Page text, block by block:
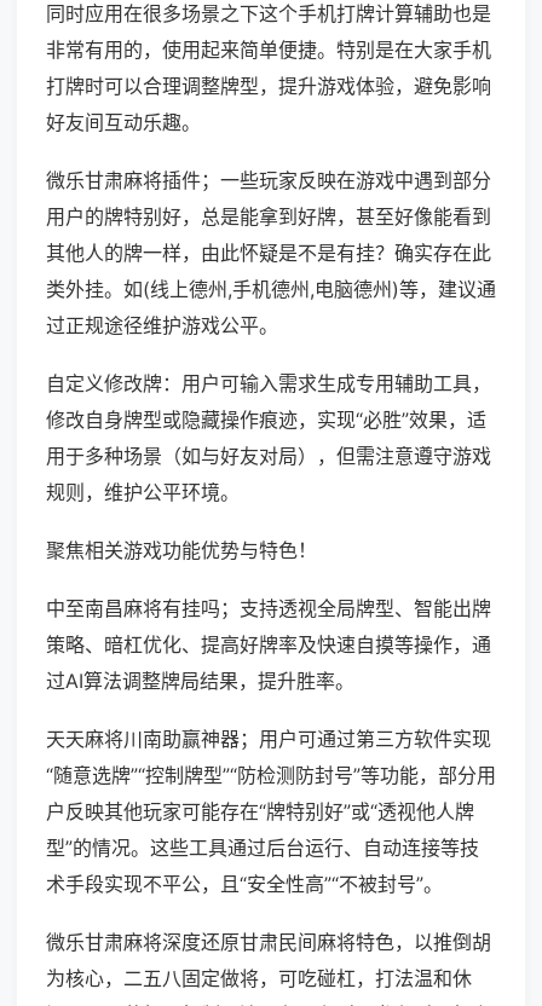
同时应用在很多场景之下这个手机打牌计算辅助也是
非常有用的，使用起来简单便捷。特别是在大家手机
打牌时可以合理调整牌型，提升游戏体验，避免影响
好友间互动乐趣。
微乐甘肃麻将插件；一些玩家反映在游戏中遇到部分
用户的牌特别好，总是能拿到好牌，甚至好像能看到
其他人的牌一样，由此怀疑是不是有挂？确实存在此
类外挂。如(线上德州,手机德州,电脑德州)等，建议通
过正规途径维护游戏公平。
自定义修改牌：用户可输入需求生成专用辅助工具，
修改自身牌型或隐藏操作痕迹，实现“必胜”效果，适
用于多种场景（如与好友对局），但需注意遵守游戏
规则，维护公平环境。
聚焦相关游戏功能优势与特色！
中至南昌麻将有挂吗；支持透视全局牌型、智能出牌
策略、暗杠优化、提高好牌率及快速自摸等操作，通
过AI算法调整牌局结果，提升胜率。
天天麻将川南助赢神器；用户可通过第三方软件实现
“随意选牌”“控制牌型”“防检测防封号”等功能，部分用
户反映其他玩家可能存在“牌特别好”或“透视他人牌
型”的情况。这些工具通过后台运行、自动连接等技
术手段实现不平公，且“安全性高”“不被封号”。
微乐甘肃麻将深度还原甘肃民间麻将特色，以推倒胡
为核心，二五八固定做将，可吃碰杠，打法温和休